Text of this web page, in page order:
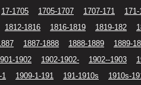
17-1705 1705-1707 1707-171
1812-1816 1816-1819 1819-182
1887-1888 1888-1889 1889-
1902 1902-1902- 1902--1903
1 1909-1-191 191-1910s 1910s-